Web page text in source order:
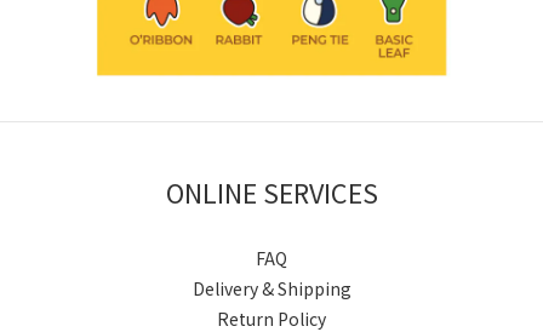
ONLINE SERVICES
FAQ
Delivery & Shipping
Return Policy